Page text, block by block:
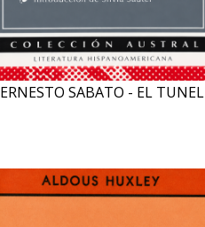
ERNESTO SABATO - EL TUNEL